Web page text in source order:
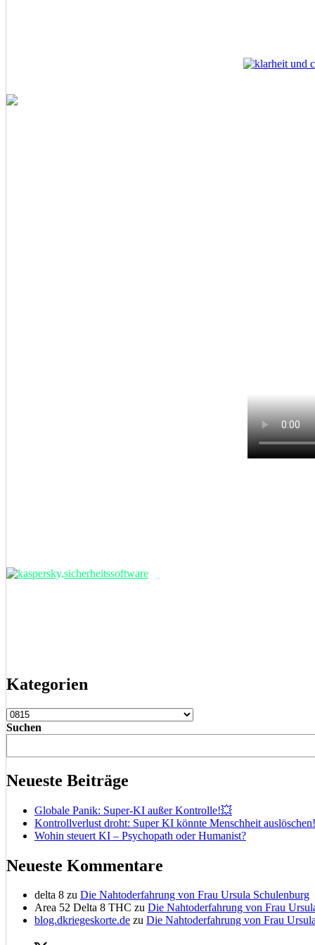
Kategorien
Kategorien
Suchen
Neueste Beiträge
Globale Panik: Super-KI außer Kontrolle!💥
Kontrollverlust droht: Super KI könnte Menschheit auslöschen!
Wohin steuert KI – Psychopath oder Humanist?
Neueste Kommentare
delta 8 zu Die Nahtoderfahrung von Frau Ursula Schulenburg
Area 52 Delta 8 THC zu Die Nahtoderfahrung von Frau
blog.dkriegeskorte.de zu Die Nahtoderfahrung von Frau